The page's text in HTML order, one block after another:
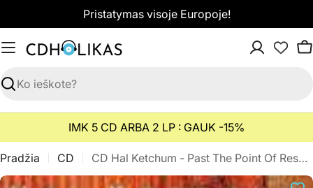
prie
turinio
Pristatymas visoje Europoje!
Paieška
IMK 5 CD ARBA 2 LP : GAUK -15%
Pradžia CD CD Hal Ketchum - Past The Point Of Rescue